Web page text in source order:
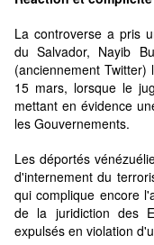
La controverse a pris
du Salvador, Nayib
(anciennement
15 mars, lorsque le
mettant en évidence
les Gouvernements.
Les déportés
d'internement du
qui complique encore
de la juridiction des
expulsés en violation